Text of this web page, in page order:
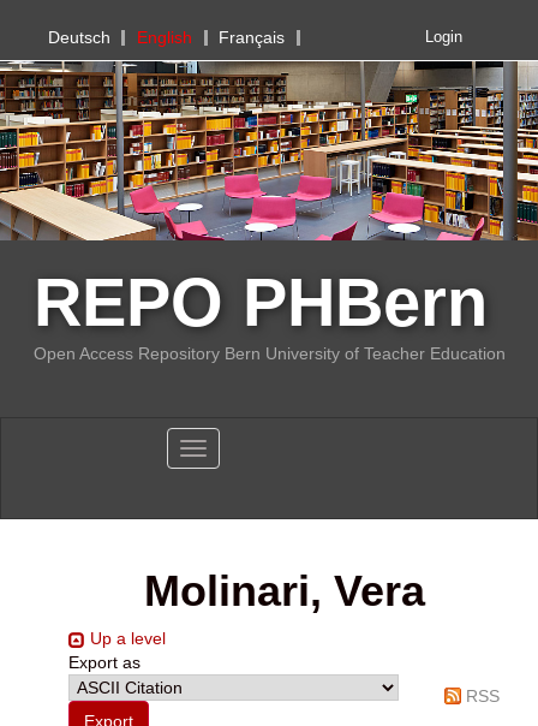
PHBern
Deutsch English Français Login
REPO PHBern
Open Access Repository Bern University of Teacher Education
Toggle navigation
Molinari, Vera
Up a level
Export as
RSS